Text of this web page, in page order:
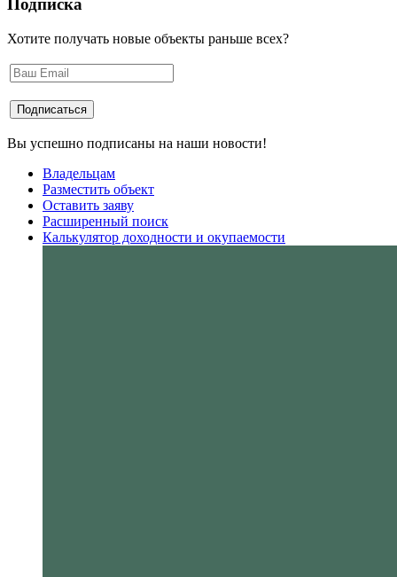
Подписка
Хотите получать новые объекты раньше всех?
Вы успешно подписаны на наши новости!
Владельцам
Разместить объект
Оставить заяву
Расширенный поиск
Калькулятор доходности и окупаемости